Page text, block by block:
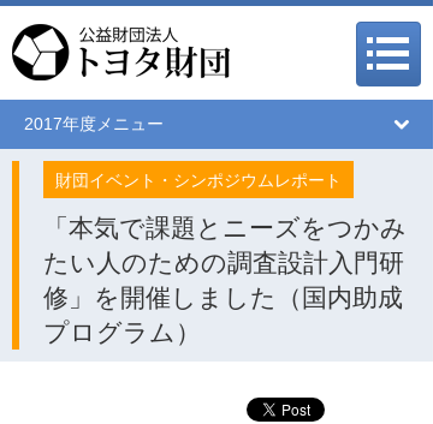
2017年度メニュー
財団イベント・シンポジウムレポート
「本気で課題とニーズをつかみ
たい人のための調査設計入門研
修」を開催しました（国内助成
プログラム）